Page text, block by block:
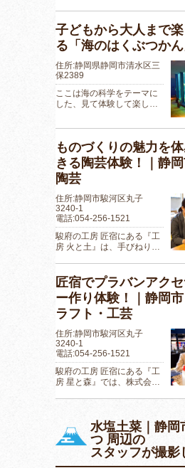
子どもから大人まで
る「海のはくぶつかん
住所:静岡県静岡市清水区三
保2389
ここは海の科学をテーマに
した、見て体験して楽し…
ものづくりの魅力を
きる陶芸体験！｜静岡
陶芸
住所:静岡市駿河区丸子
3240-1
電話:054-256-1521
駿府の工房 匠宿にある『工
房 火と土』は、手びねり…
匠宿でプラバンアクセ
ー作り体験！｜静岡
ラフト・工芸
住所:静岡市駿河区丸子
3240-1
電話:054-256-1521
駿府の工房 匠宿にある『工
房 星と森』では、株式会…
水塩土菜｜静岡
つ 周辺の
スタッフが撮影